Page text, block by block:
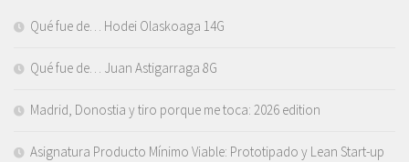
Qué fue de… Hodei Olaskoaga 14G
Qué fue de… Juan Astigarraga 8G
Madrid, Donostia y tiro porque me toca: 2026 edition
Asignatura Producto Mínimo Viable: Prototipado y Lean Start-up